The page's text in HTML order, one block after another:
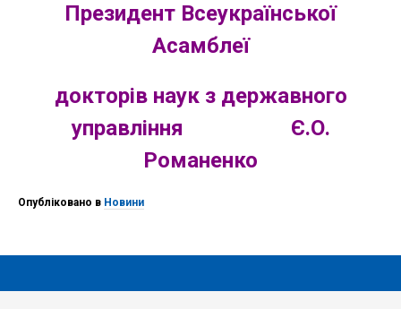
Президент Всеукраїнської
Асамблеї
докторів наук з державного
управління Є.О.
Романенко
Опубліковано в Новини